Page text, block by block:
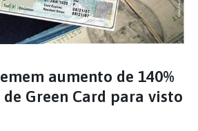
aumento de 140%
Green Card para visto